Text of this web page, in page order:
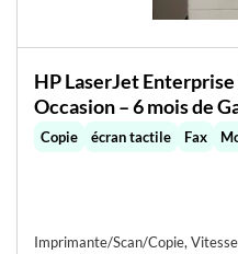
HP LaserJet
Occasion – 6 mois de
Copie écran tactile Fax
Imprimante/Scan/Copie,